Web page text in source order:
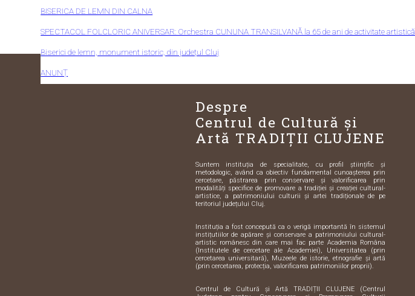
BISERICA DE LEMN DIN CALNA
SPECTACOL FOLCLORIC ANIVERSAR: Orchestra CUNUNA TRANSILVANĂ la 65 de ani de activitate artistică
Biserici de lemn, monument istoric, din județul Cluj
ANUNȚ
Despre
Centrul de Cultură și
Artă TRADIȚII CLUJENE
Suntem instituția de specialitate, cu profil științific și
metodologic, având ca obiectiv fundamental cunoașterea prin
cercetare, păstrarea prin conservare și valorificarea prin
modalități specifice de promovare a tradiției și creației cultural-
artistice, a patrimoniului culturii și artei tradiționale de pe
teritoriul județului Cluj.
Instituția a fost concepută ca o verigă importantă în sistemul
instițutiilor de apărare și conservare a patrimoniului cultural-
artistic românesc din care mai fac parte Academia Româna
(Institutele de cercetare ale Academiei), Universitatea (prin
cercetarea universitară), Muzeele de istorie, etnografie și artă
(prin cercetarea, protecția, valorificarea patrimoniilor proprii).
Centrul de Cultură și Artă TRADIȚII CLUJENE (Centrul